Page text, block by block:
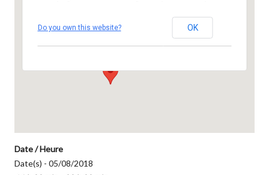
3 Quai Henri Chavigny - Blois
Do you own this website? OK
Date / Heure
Date(s) - 05/08/2018